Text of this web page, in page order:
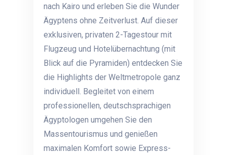
nach Kairo und erleben Sie die Wunder
Ägyptens ohne Zeitverlust. Auf dieser
exklusiven, privaten 2-Tagestour mit
Flugzeug und Hotelübernachtung (mit
Blick auf die Pyramiden) entdecken Sie
die Highlights der Weltmetropole ganz
individuell. Begleitet von einem
professionellen, deutschsprachigen
Ägyptologen umgehen Sie den
Massentourismus und genießen
maximalen Komfort sowie Express-